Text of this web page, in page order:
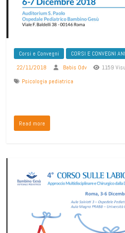
Corsi e Convegni
CORSI E CONVEGNI
22/11/2018
Babis Odv 1159
Psicologia pediatrica
Read more